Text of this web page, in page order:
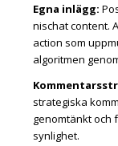
Egna inlägg:
nischat content.
action som
algoritmen
strategiska
genomtänkt och
synlighet.